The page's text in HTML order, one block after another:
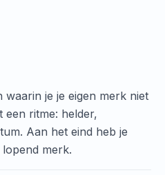
waarin je je eigen merk niet
een ritme: helder,
Aan het eind heb je
merk.